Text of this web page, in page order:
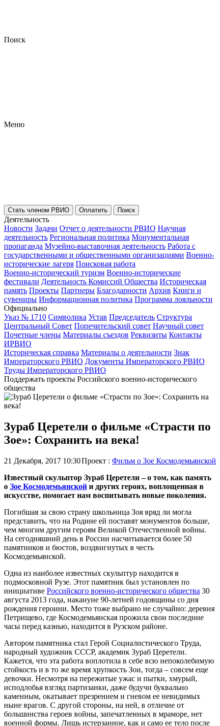
Поиск
Меню
Стать членом РВИО Оплатить Поиск
Деятельность
Новости Задачи Отчет о деятельности РВИО Научная
деятельность Региональная политика Монументальная
пропаганда Музейно-выставочная деятельность Работа с
государственными и общественными организациями Военно-
исторические лагеря Поисковая работа
Военно-исторический туризм Военно-исторические
фестивали Деятельность Комиссий Общества Историческая
память Проекты Партнеры Благодарности Архив Книги и
сувениры Информационная политика Программа лояльности
Официально
Указ № 1710 Символика Устав Председатель Структура
Центральный Совет Попечительский совет Научный совет
Почетные члены Материалы съездов Реквизиты Контакты
ИРВИО
Историческая справка Материалы о деятельности Знак
Императорского РВИО Документы Императорского РВИО
Труды Императорского РВИО
Поддержать проекты Российского военно-исторического
общества
Зураб Церетели о фильме «Страсти по
Зое»: Сохранить на века!
21 Декабря, 2017 10:30Проект : Фильм о Зое Космодемьянской
Известный скульптор Зураб Церетели – о том, как память
о Зое Космодемьянской и других героях, воплощенная в
искусстве, помогает нам воспитывать новые поколения.
Погибшая за свою страну школьница Зоя вряд ли могла
представить, что на Родине ей поставят монументов больше,
чем многим другим героям Великой Отечественной войны.
На сегодняшний день в России насчитывается более 50
памятников и бюстов, воздвигнутых в честь
Космодемьянской.
Одна из наиболее известных скульптур находится в
подмосковной Рузе. Этот памятник был установлен по
инициативе Российского военно-исторического общества 30
августа 2013 года, накануне 90-летней годовщины со дня
рождения героини. Место тоже выбрано не случайно: деревня
Петрищево, где Космодемьянская прожила свои последние
часы перед казнью, находится в Рузском районе.
Автором памятника стал Герой Социалистического Труда,
народный художник СССР, академик Зураб Церетели.
Кажется, что эта работа воплотила в себе всю непоколебимую
стойкость и в то же время хрупкость Зои, тогда – совсем еще
девочки. Несмотря на пережитые ужас и пытки, хмурый,
исподлобья взгляд партизанки, даже будучи буквально
каменным, окатывает презрением и гневом ее невидимых
ныне врагов. С другой стороны, на ней, в отличие от
большинства героев войны, запечатленных в мраморе, нет
военной формы. Лишь истерзанное, как и само ее тело после